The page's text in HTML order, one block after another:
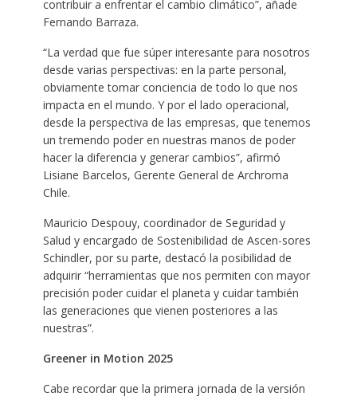
contribuir a enfrentar el cambio climático”, añade
Fernando Barraza.
“La verdad que fue súper interesante para nosotros
desde varias perspectivas: en la parte personal,
obviamente tomar conciencia de todo lo que nos
impacta en el mundo. Y por el lado operacional,
desde la perspectiva de las empresas, que tenemos
un tremendo poder en nuestras manos de poder
hacer la diferencia y generar cambios”, afirmó
Lisiane Barcelos, Gerente General de Archroma
Chile.
Mauricio Despouy, coordinador de Seguridad y
Salud y encargado de Sostenibilidad de Ascen-sores
Schindler, por su parte, destacó la posibilidad de
adquirir “herramientas que nos permiten con mayor
precisión poder cuidar el planeta y cuidar también
las generaciones que vienen posteriores a las
nuestras”.
Greener in Motion 2025
Cabe recordar que la primera jornada de la versión